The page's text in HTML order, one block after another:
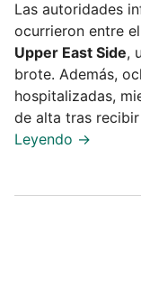
Las autoridades
ocurrieron entre
Upper East Side,
brote. Además,
hospitalizadas,
de alta tras recibir